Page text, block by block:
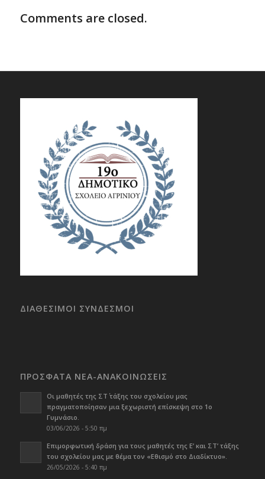
Comments are closed.
ΔΙΑΘΕΣΙΜΟΙ ΣΥΝΔΕΣΜΟΙ
ΠΡΟΣΦΑΤΑ ΝΕΑ-ΑΝΑΚΟΙΝΩΣΕΙΣ
Οι μαθητές της ΣΤ΄ τάξης του σχολείου μας
πραγματοποίησαν μια ξεχωριστή επίσκεψη στο 1ο
Γυμνάσιο.
03/06/2026 - 5:50 πμ
Επιμορφωτική δράση για τους μαθητές της Ε’ και ΣΤ’ τάξης
του σχολείου μας με θέμα τον «Εθισμό στο Διαδίκτυο».
26/05/2026 - 5:40 πμ